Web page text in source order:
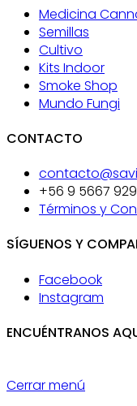
Medicina
Semillas
Cultivo
Kits Indoor
Smoke Shop
Mundo Fungi
CONTACTO
+56 9 5667
Términos y
SÍGUENOS Y
Facebook
Instagram
ENCUÉNTRANOS
Cerrar menú